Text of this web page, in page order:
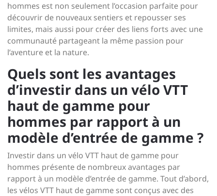
hommes est non seulement l’occasion parfaite pour
découvrir de nouveaux sentiers et repousser ses
limites, mais aussi pour créer des liens forts avec une
communauté partageant la même passion pour
l’aventure et la nature.
Quels sont les avantages
d’investir dans un vélo VTT
haut de gamme pour
hommes par rapport à un
modèle d’entrée de gamme ?
Investir dans un vélo VTT haut de gamme pour
hommes présente de nombreux avantages par
rapport à un modèle d’entrée de gamme. Tout d’abord,
les vélos VTT haut de gamme sont conçus avec des